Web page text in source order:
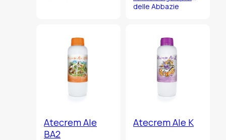
fruttato.
delle Abbazie
Atecrem Ale
BA2
Atecrem Ale K